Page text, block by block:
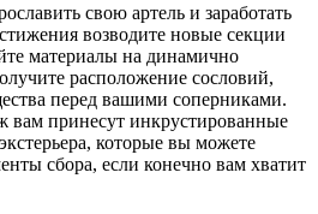
свою артель и заработать
возводите новые секции
материалы на динамично
расположение сословий,
перед вашими соперниками.
вам принесут инкрустированные
которые вы можете
сбора, если конечно вам хватит